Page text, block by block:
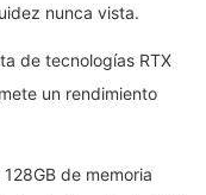
nunca vista.
de tecnologías RTX
un rendimiento
de memoria